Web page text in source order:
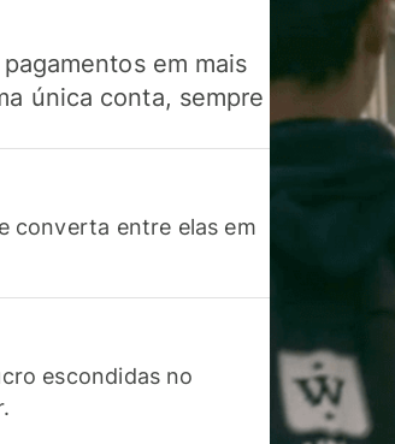
em mais
única conta, sempre
converta entre elas em
escondidas no